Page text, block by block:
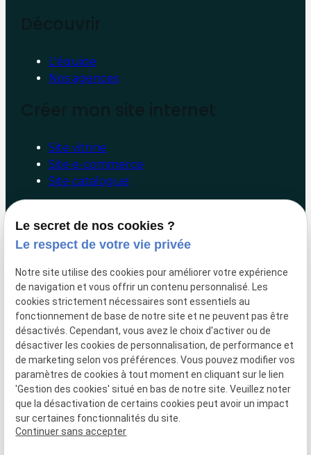
L'équipe
Nos agences
Site vitrine
Site e-commerce
Site catalogue
Audit/Conseil
Facebook/Google Ads
Référencement naturel
Marketing digital
Liens utiles
Hotline
Paiement en ligne
Mentions légales
Politique de confidentialité
Gestion des cookies
Le secret de nos cookies ?
Le respect de votre vie privée
Notre site utilise des cookies pour améliorer votre expérience
de navigation et vous offrir un contenu personnalisé. Les
cookies strictement nécessaires sont essentiels au
fonctionnement de base de notre site et ne peuvent pas être
désactivés. Cependant, vous avez le choix d'activer ou de
désactiver les cookies de personnalisation, de performance et
de marketing selon vos préférences. Vous pouvez modifier vos
paramètres de cookies à tout moment en cliquant sur le lien
'Gestion des cookies' situé en bas de notre site. Veuillez noter
que la désactivation de certains cookies peut avoir un impact
sur certaines fonctionnalités du site.
Continuer sans accepter